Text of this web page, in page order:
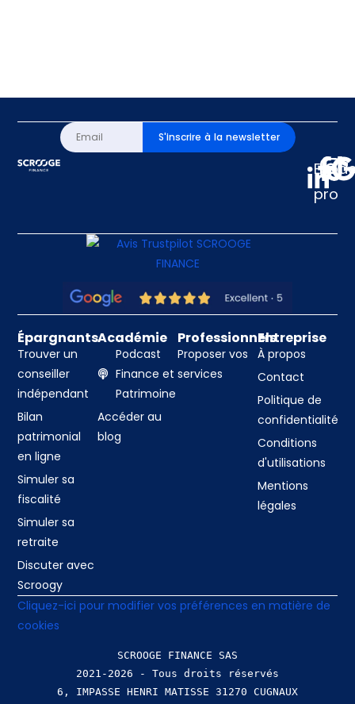
S'inscrire à la newsletter
pro
Épargnants
Trouver un
conseiller
indépendant
Bilan
patrimonial
en ligne
Simuler sa
fiscalité
Simuler sa
retraite
Discuter avec
Scroogy
Académie
Podcast
Finance et
Patrimoine
Accéder au
blog
Professionnels
Proposer vos
services
Entreprise
À propos
Contact
Politique de
confidentialité
Conditions
d'utilisations
Mentions
légales
Cliquez-ici pour modifier vos préférences en matière de
cookies
SCROOGE FINANCE SAS
2021-2026 - Tous droits réservés